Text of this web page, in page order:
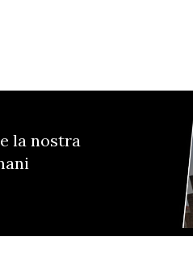
la nostra